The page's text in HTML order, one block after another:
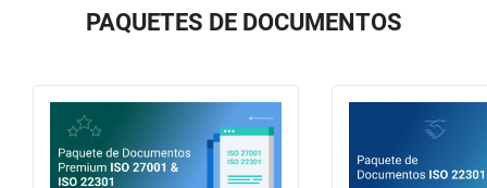
PAQUETES DE DOCUMENTOS